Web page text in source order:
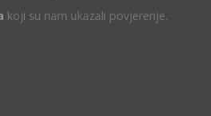
koji su nam ukazali povjerenje.